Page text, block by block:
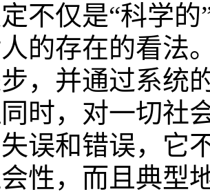
不仅是“科学
的存在的看法
，并通过系统
时，对一切社
误和错误，它
性，而且典型